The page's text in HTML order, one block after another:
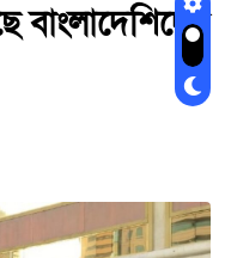
বাংলাদেশিদের